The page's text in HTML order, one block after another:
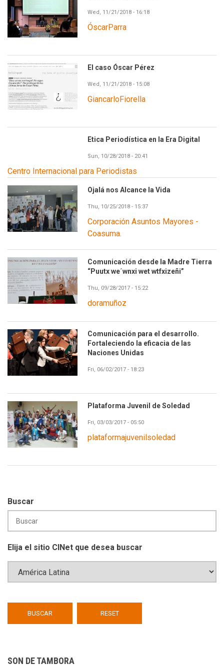
Wed, 11/21/2018 - 16:18
ÓscarParra
El caso Óscar Pérez
Wed, 11/21/2018 - 15:08
GiancarloFiorella
Etica Periodística en la Era Digital
Sun, 10/28/2018 - 20:41
Centro Internacional para Periodistas
Ojalá nos Alcance la Vida
Thu, 10/25/2018 - 15:37
Corporación Asuntos Mayores -
Coasuma.
Comunicación desde la Madre Tierra
“Puutx we´wnxi wet wtfxizeñi”
Thu, 09/28/2017 - 15:22
doramuñoz
Comunicación para el desarrollo.
Fortaleciendo la eficacia de las
Naciones Unidas
Fri, 06/02/2017 - 18:23
Plataforma Juvenil de Soledad
Fri, 03/03/2017 - 05:50
plataformajuvenilsoledad
Buscar
Elija el sitio CINet que desea buscar
SON DE TAMBORA